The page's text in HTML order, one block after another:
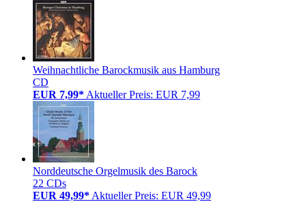
Weihnachtliche Barockmusik aus Hamburg
CD
EUR 7,99* Aktueller Preis: EUR 7,99
Norddeutsche Orgelmusik des Barock
22 CDs
EUR 49,99* Aktueller Preis: EUR 49,99